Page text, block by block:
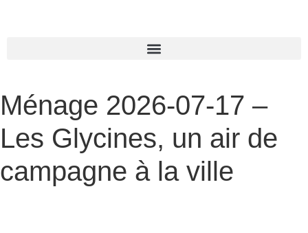
Ménage 2026-07-17 –
Les Glycines, un air de
campagne à la ville